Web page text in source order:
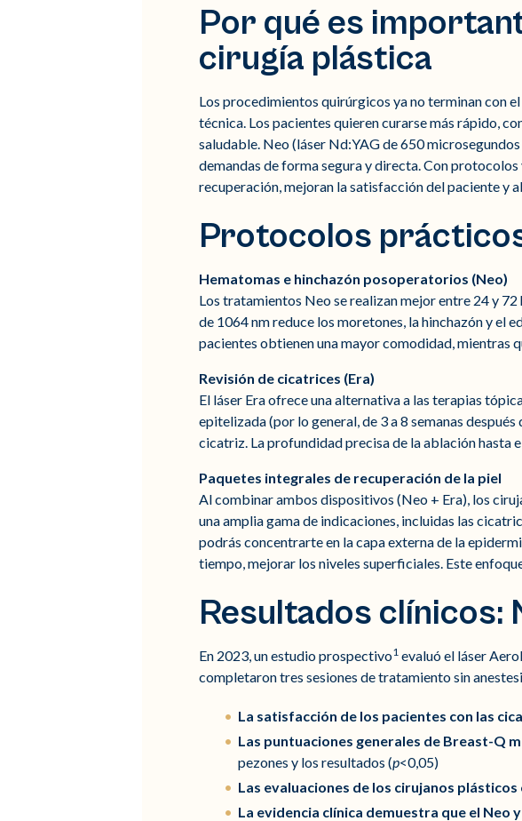
Por qué es
cirugía plástica
Los procedimientos quirúrgicos ya no terminan con
técnica. Los pacientes quieren curarse más rápido,
saludable. Neo (láser Nd:YAG de 650
demandas de forma segura y directa. Con
recuperación, mejoran la satisfacción del paciente y
Protocolos
Hematomas e hinchazón posoperatorios (Neo)
Los tratamientos Neo se realizan mejor entre 24 y
de 1064 nm reduce los moretones, la hinchazón y el
pacientes obtienen una mayor comodidad, mientras
Revisión de cicatrices (Era)
El láser Era ofrece una alternativa a las terapias
epitelizada (por lo general, de 3 a 8 semanas
cicatriz. La profundidad precisa de la ablación hasta
Paquetes integrales de recuperación de la piel
Al combinar ambos dispositivos (Neo + Era), los
una amplia gama de indicaciones, incluidas las
podrás concentrarte en la capa externa de la
tiempo, mejorar los niveles superficiales. Este
Resultados clínicos:
En 2023, un estudio prospectivo1 evaluó el láser
completaron tres sesiones de tratamiento sin
La satisfacción de los pacientes con las
Las puntuaciones generales de Breast-Q
pezones y los resultados (p<0,05)
Las evaluaciones de los cirujanos
La evidencia clínica demuestra que el Neo